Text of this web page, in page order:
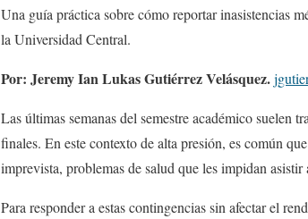
Una guía práctica sobre cómo reportar inasistencias
la Universidad Central.
Por: Jeremy Ian Lukas Gutiérrez Velásquez.
Las últimas semanas del semestre académico suelen
finales. En este contexto de alta presión, es común
imprevista, problemas de salud que les impidan asistir
Para responder a estas contingencias sin afectar el